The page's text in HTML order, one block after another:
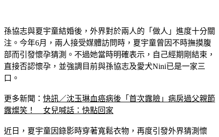
孫協志與夏宇童結婚後，外界對於兩人的「做人」進度十分關
注。今年6月，兩人接受媒體訪問時，夏宇童曾因不時撫摸腹
部而引發懷孕猜測。不過她當時明確表示，自己經期剛結束，
直接否認懷孕，並強調目前與孫協志及愛犬Nini已是一家三
口。
更多新聞： 快訊／沈玉琳血癌病後「首次露臉」病房過父親節
露燦笑！　女兒喊話：快點回家
近日，夏宇童因錄影時穿著寬鬆衣物，再度引發外界猜測懷